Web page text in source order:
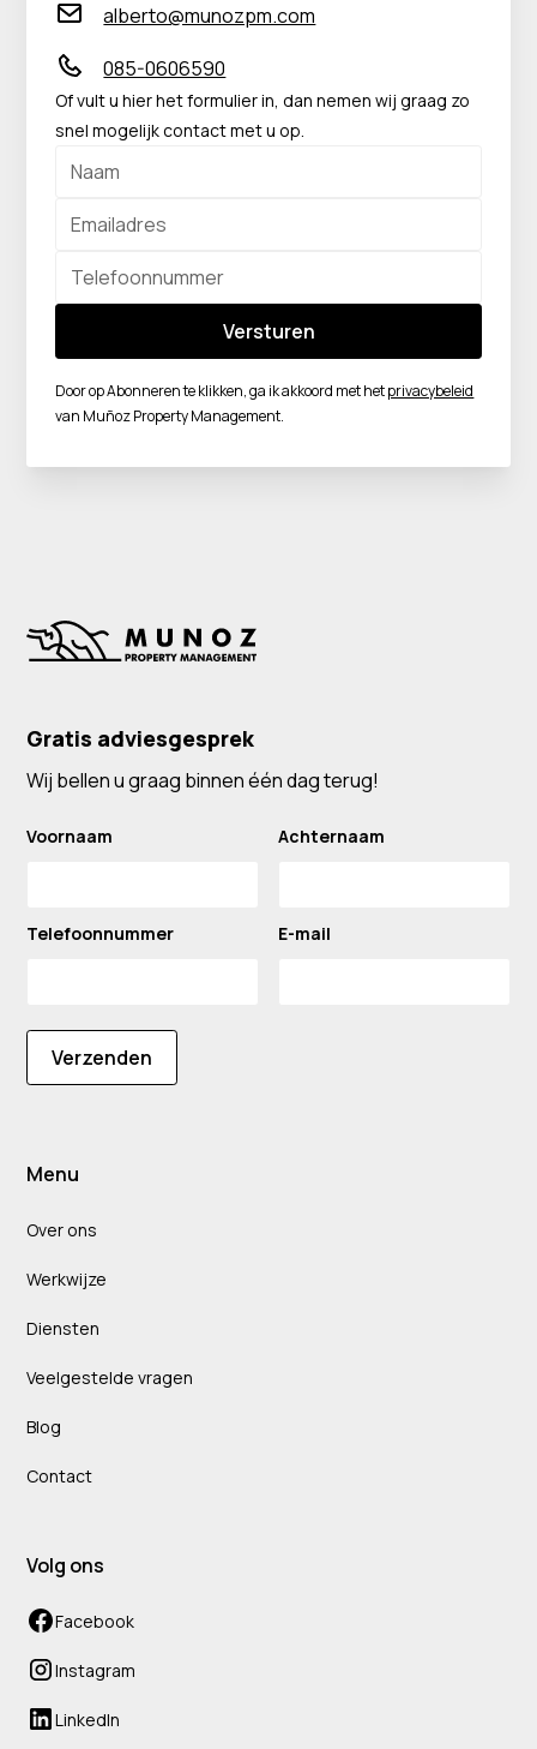
alberto@munozpm.com
085-0606590
Of vult u hier het formulier in, dan nemen wij graag zo
snel mogelijk contact met u op.
Door op Abonneren te klikken, ga ik akkoord met hetprivacybeleid
van Muñoz Property Management.
Gratis adviesgesprek
Wij bellen u graag binnen één dag terug!
Voornaam Achternaam
Telefoonnummer E-mail
Verzenden
Menu
Over ons
Werkwijze
Diensten
Veelgestelde vragen
Blog
Contact
Volg ons
Facebook
Instagram
LinkedIn